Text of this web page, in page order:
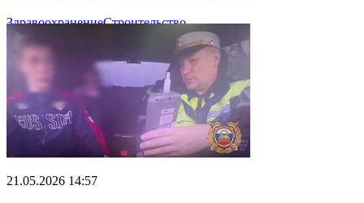
ЗдравоохранениеСтроительство
21.05.2026 14:57